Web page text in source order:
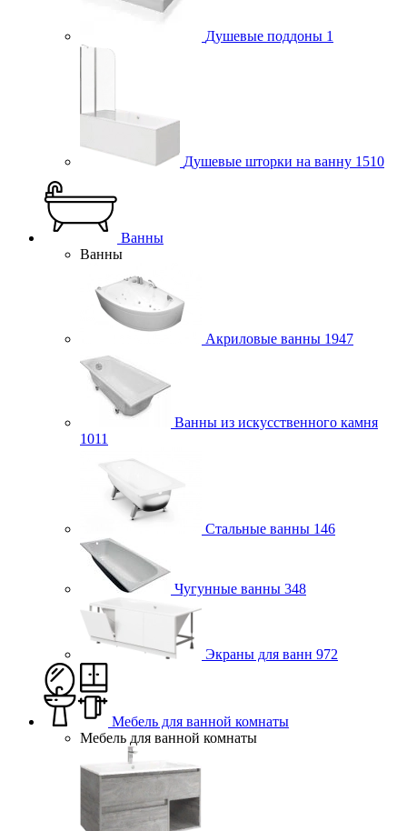
Душевые поддоны 1
Душевые шторки на ванну 1510
Ванны
Ванны
Акриловые ванны 1947
Ванны из искусственного камня
1011
Стальные ванны 146
Чугунные ванны 348
Экраны для ванн 972
Мебель для ванной комнаты
Мебель для ванной комнаты